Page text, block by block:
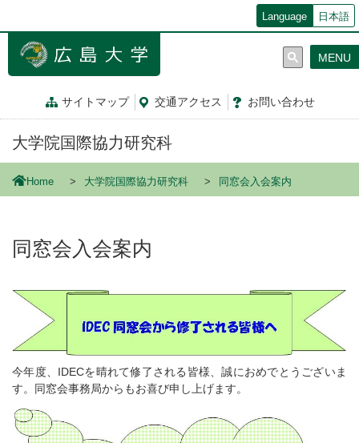
ン
Language 日本語
サイトマップ 交通アクセス お問い合わせ
MENU
大学院国際協力研究科
Home 大学院国際協力研究科 同窓会入会案内
同窓会入会案内
今年度、IDECを晴れて修了される皆様、誠におめでとうございま
す。同窓会事務局からもお喜び申し上げます。